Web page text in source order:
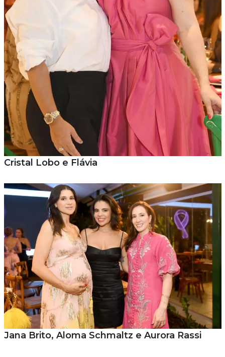
Cristal Lobo e Flávia
Jana Brito, Aloma Schmaltz e Aurora Rassi